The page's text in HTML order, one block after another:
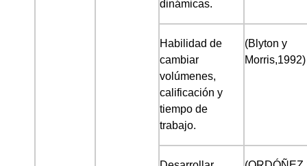
dinámicas.
Habilidad de
cambiar
volúmenes,
calificación y
tiempo de
trabajo.
(Blyton y
Morris,1992)